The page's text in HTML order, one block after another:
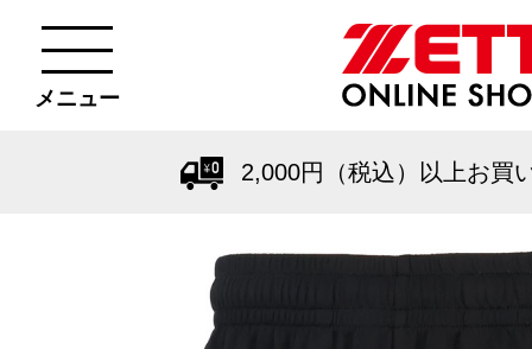
メニュー
2,000円（税込）以上お買